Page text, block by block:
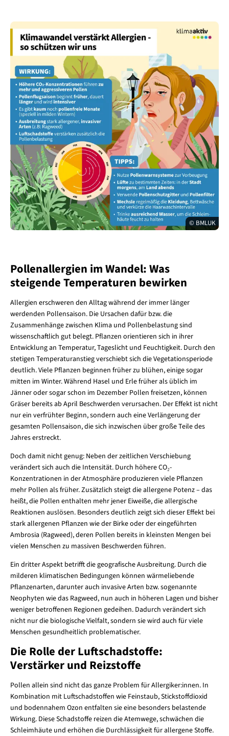
© BMLUK
Pollenallergien im Wandel: Was
steigende Temperaturen bewirken
Allergien erschweren den Alltag während der immer länger
werdenden Pollensaison. Die Ursachen dafür bzw. die
Zusammenhänge zwischen Klima und Pollenbelastung sind
wissenschaftlich gut belegt. Pflanzen orientieren sich in ihrer
Entwicklung an Temperatur, Tageslicht und Feuchtigkeit. Durch den
stetigen Temperaturanstieg verschiebt sich die Vegetationsperiode
deutlich. Viele Pflanzen beginnen früher zu blühen, einige sogar
mitten im Winter. Während Hasel und Erle früher als üblich im
Jänner oder sogar schon im Dezember Pollen freisetzen, können
Gräser bereits ab April Beschwerden verursachen. Der Effekt ist nicht
nur ein verfrühter Beginn, sondern auch eine Verlängerung der
gesamten Pollensaison, die sich inzwischen über große Teile des
Jahres erstreckt.
Doch damit nicht genug: Neben der zeitlichen Verschiebung
verändert sich auch die Intensität. Durch höhere CO₂-
Konzentrationen in der Atmosphäre produzieren viele Pflanzen
mehr Pollen als früher. Zusätzlich steigt die allergene Potenz – das
heißt, die Pollen enthalten mehr jener Eiweiße, die allergische
Reaktionen auslösen. Besonders deutlich zeigt sich dieser Effekt bei
stark allergenen Pflanzen wie der Birke oder der eingeführten
Ambrosia (Ragweed), deren Pollen bereits in kleinsten Mengen bei
vielen Menschen zu massiven Beschwerden führen.
Ein dritter Aspekt betrifft die geografische Ausbreitung. Durch die
milderen klimatischen Bedingungen können wärmeliebende
Pflanzenarten, darunter auch invasive Arten bzw. sogenannte
Neophyten wie das Ragweed, nun auch in höheren Lagen und bisher
weniger betroffenen Regionen gedeihen. Dadurch verändert sich
nicht nur die biologische Vielfalt, sondern sie wird auch für viele
Menschen gesundheitlich problematischer.
Die Rolle der Luftschadstoffe:
Verstärker und Reizstoffe
Pollen allein sind nicht das ganze Problem für Allergiker:innen. In
Kombination mit Luftschadstoffen wie Feinstaub, Stickstoffdioxid
und bodennahem Ozon entfalten sie eine besonders belastende
Wirkung. Diese Schadstoffe reizen die Atemwege, schwächen die
Schleimhäute und erhöhen die Durchlässigkeit für allergene Stoffe.